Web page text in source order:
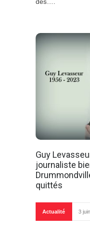
des….
Guy
journaliste
quittés
Actualité 3